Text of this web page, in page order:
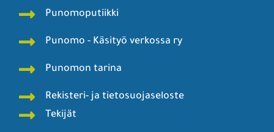
Punomoputiikki
Punomo - Käsityö verkossa ry
Punomon tarina
Rekisteri- ja tietosuojaseloste
Tekijät